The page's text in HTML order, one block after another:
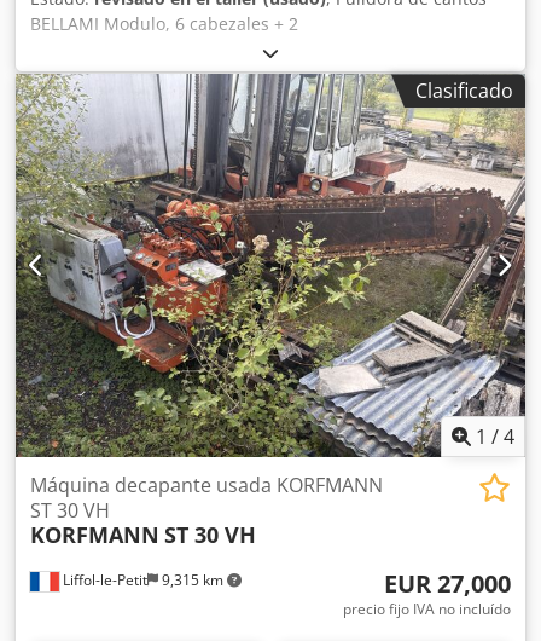
BELLAMI Modulo, 6 cabezales + 2
ranuradoras/moldeadoras. Totalmente revisada. Máquina
desmontada y cargada en camión. Contacto por teléfono
en francés, por email en su idioma. Crjdpfx Aoxb D E
Doctef
Clasificado
1 /4
Liffol-le-Petit 9,315 km
Máquina decapante usada KORFMANN
ST 30 VH
KORFMANN ST 30 VH
EUR 27,000
precio fijo IVA no incluído